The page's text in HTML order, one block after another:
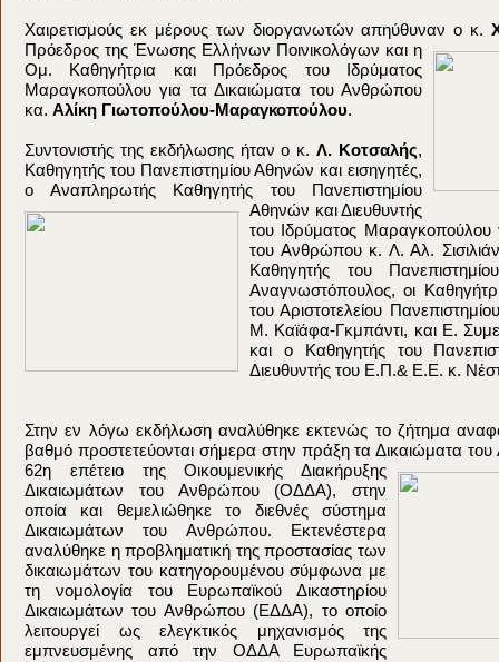
Χαιρετισμούς εκ μέρους των διοργανωτών απηύθυναν ο κ.
Πρόεδρος της Ένωσης Ελλήνων Ποινικολόγων και η
Ομ. Καθηγήτρια και Πρόεδρος του Ιδρύματος
Μαραγκοπούλου για τα Δικαιώματα του Ανθρώπου
κα. Αλίκη Γιωτοπούλου-Μαραγκοπούλου.
Συντονιστής της εκδήλωσης ήταν ο κ.Λ. Κοτσαλής,
Καθηγητής του Πανεπιστημίου Αθηνών και εισηγητές,
ο Αναπληρωτής Καθηγητής του Πανεπιστημίου
Αθηνών και Διευθυντής
του Ιδρύματος Μαραγκοπούλου
του Ανθρώπου κ. Λ. Αλ.
Καθηγητής του
Αναγνωστόπουλος, οι
του Αριστοτελείου
Μ. Καϊάφα-Γκμπάντι, και Ε.
και ο Καθηγητής του
Διευθυντής του Ε.Π.& Ε.Ε. κ.
Στην εν λόγω εκδήλωση αναλύθηκε εκτενώς το ζήτημα
βαθμό προστετεύονται σήμερα στην πράξη τα Δικαιώματα
62η επέτειο της Οικουμενικής Διακήρυξης
Δικαιωμάτων του Ανθρώπου (ΟΔΔΑ), στην
οποία και θεμελιώθηκε το διεθνές σύστημα
Δικαιωμάτων του Ανθρώπου. Εκτενέστερα
αναλύθηκε η προβληματική της προστασίας των
δικαιωμάτων του κατηγορουμένου σύμφωνα με
τη νομολογία του Ευρωπαϊκού Δικαστηρίου
Δικαιωμάτων του Ανθρώπου (ΕΔΔΑ), το οποίο
λειτουργεί ως ελεγκτικός μηχανισμός της
εμπνευσμένης από την ΟΔΔΑ Ευρωπαϊκής